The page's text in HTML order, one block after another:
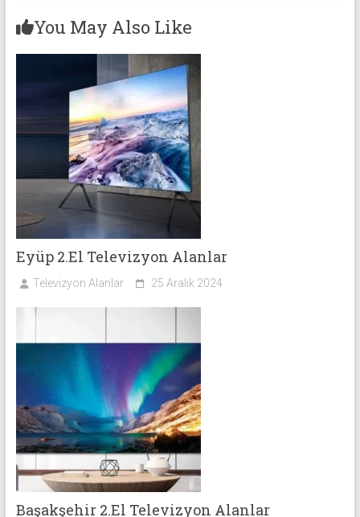
You May Also Like
Eyüp 2.El Televizyon Alanlar
Televizyon Alanlar 25 Aralık 2024
Başakşehir 2.El Televizyon Alanlar